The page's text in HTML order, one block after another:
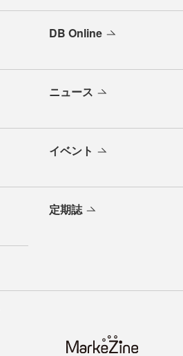
DB Online
ニュース
イベント
定期誌